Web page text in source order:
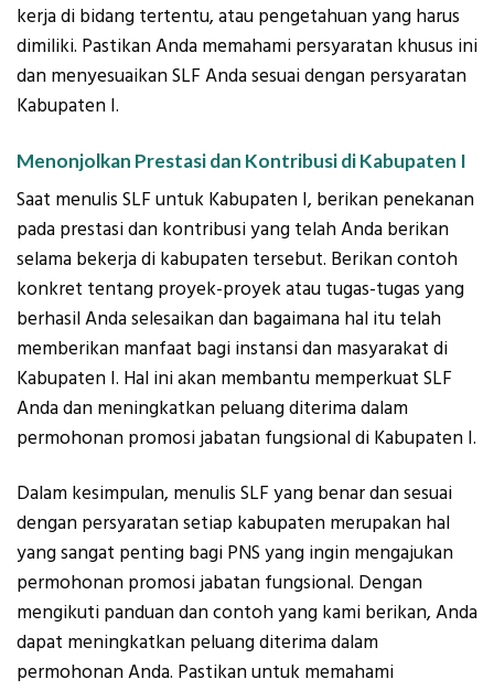
kerja di bidang tertentu, atau pengetahuan yang harus
dimiliki. Pastikan Anda memahami persyaratan khusus ini
dan menyesuaikan SLF Anda sesuai dengan persyaratan
Kabupaten I.
Menonjolkan Prestasi dan Kontribusi di Kabupaten I
Saat menulis SLF untuk Kabupaten I, berikan penekanan
pada prestasi dan kontribusi yang telah Anda berikan
selama bekerja di kabupaten tersebut. Berikan contoh
konkret tentang proyek-proyek atau tugas-tugas yang
berhasil Anda selesaikan dan bagaimana hal itu telah
memberikan manfaat bagi instansi dan masyarakat di
Kabupaten I. Hal ini akan membantu memperkuat SLF
Anda dan meningkatkan peluang diterima dalam
permohonan promosi jabatan fungsional di Kabupaten I.
Dalam kesimpulan, menulis SLF yang benar dan sesuai
dengan persyaratan setiap kabupaten merupakan hal
yang sangat penting bagi PNS yang ingin mengajukan
permohonan promosi jabatan fungsional. Dengan
mengikuti panduan dan contoh yang kami berikan, Anda
dapat meningkatkan peluang diterima dalam
permohonan Anda. Pastikan untuk memahami